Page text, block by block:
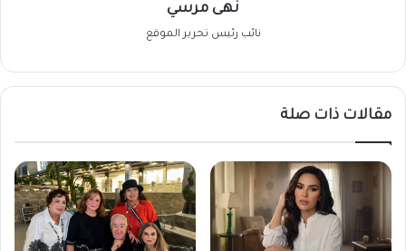
نهى مرسي
نائب رئيس تحرير الموقع
مقالات ذات صلة